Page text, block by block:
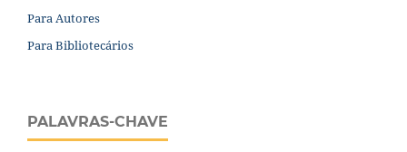
Para Autores
Para Bibliotecários
PALAVRAS-CHAVE